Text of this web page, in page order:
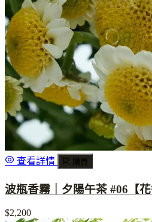
查看詳情 購買
波瓶香霧｜夕陽午茶 #06【花
$2,200